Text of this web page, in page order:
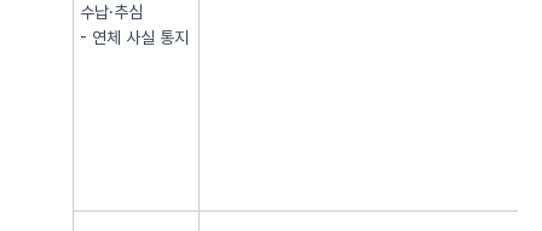
수납·추심
- 연체 사실 통지